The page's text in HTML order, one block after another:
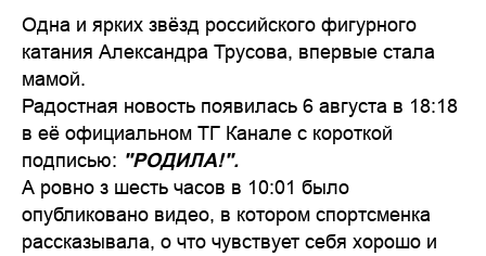
Одна и ярких звёзд российского фигурного
катания Александра Трусова, впервые стала
мамой.
Радостная новость появилась 6 августа в 18:18
в её официальном ТГ Канале с короткой
подписью: "РОДИЛА!".
А ровно з шесть часов в 10:01 было
опубликовано видео, в котором спортсменка
рассказывала, о что чувствует себя хорошо и